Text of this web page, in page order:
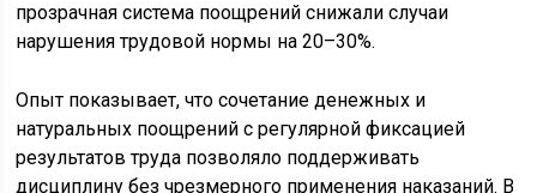
прозрачная система поощрений снижали случаи
нарушения трудовой нормы на 20–30%.
Опыт показывает, что сочетание денежных и
натуральных поощрений с регулярной фиксацией
результатов труда позволяло поддерживать
дисциплину без чрезмерного применения наказаний. В